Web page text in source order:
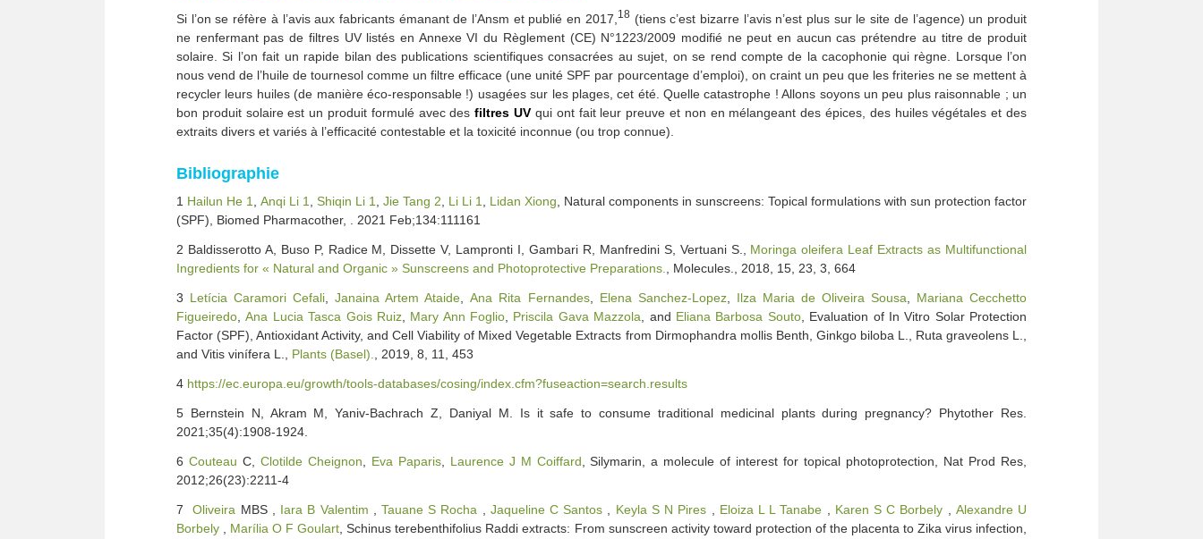
Si l’on se réfère à l’avis aux fabricants émanant de l’Ansm et publié en 2017, 18(tiens c’est bizarre l’avis n’est plus sur le site de l’agence) un produit
ne renfermant pas de filtres UV listés en Annexe VI du Règlement (CE) N°1223/2009 modifié ne peut en aucun cas prétendre au titre de produit
solaire. Si l’on fait un rapide bilan des publications scientifiques consacrées au sujet, on se rend compte de la cacophonie qui règne. Lorsque l’on
nous vend de l’huile de tournesol comme un filtre efficace (une unité SPF par pourcentage d’emploi), on craint un peu que les friteries ne se mettent à
recycler leurs huiles (de manière éco-responsable !) usagées sur les plages, cet été. Quelle catastrophe ! Allons soyons un peu plus raisonnable ; un
bon produit solaire est un produit formulé avec desfiltres UV qui ont fait leur preuve et non en mélangeant des épices, des huiles végétales et des
extraits divers et variés à l’efficacité contestable et la toxicité inconnue (ou trop connue).
Bibliographie
1 Hailun He 1, Anqi Li 1, Shiqin Li 1, Jie Tang 2, Li Li 1, Lidan Xiong, Natural components in sunscreens: Topical formulations with sun protection factor
(SPF), Biomed Pharmacother, . 2021 Feb;134:111161
2 Baldisserotto A, Buso P, Radice M, Dissette V, Lampronti I, Gambari R, Manfredini S, Vertuani S., Moringa oleifera Leaf Extracts as Multifunctional
Ingredients for « Natural and Organic » Sunscreens and Photoprotective Preparations., Molecules., 2018, 15, 23, 3, 664
3 Letícia Caramori Cefali ,Janaina Artem Ataide ,Ana Rita Fernandes, Elena Sanchez-Lopez, Ilza Maria de Oliveira Sousa
Mariana Cecchetto
Figueiredo ,Ana Lucia Tasca Gois Ruiz, Mary Ann Foglio Priscila Gava Mazzola , and Eliana Barbosa Souto, Evaluation of In Vitro Solar Protection
Factor (SPF), Antioxidant Activity, and Cell Viability of Mixed Vegetable Extracts from Dirmophandra mollis Benth, Ginkgo biloba L., Ruta graveolens L.,
and Vitis vinífera L., Plants (Basel). , 2019, 8, 11, 453
4 https://ec.europa.eu/growth/tools-databases/cosing/index.cfm?fuseaction=search.results
5 Bernstein N, Akram M, Yaniv-Bachrach Z, Daniyal M. Is it safe to consume traditional medicinal plants during pregnancy? Phytother Res.
2021;35(4):1908-1924.
6 Couteau C, Clotilde Cheignon Eva Paparis, Laurence J M Coiffard , Silymarin, a molecule of interest for topical photoprotection, Nat Prod Res,
2012;26(23):2211-4
7 Oliveira MBS , Iara B Valentim Tauane S Rocha Jaqueline C Santos Keyla S N Pires Eloiza L L Tanabe Karen S C Borbely
Alexandre U
Borbely
Marília O F Goulart , Schinus terebenthifolius Raddi extracts: From sunscreen activity toward protection of the placenta to Zika virus infection,